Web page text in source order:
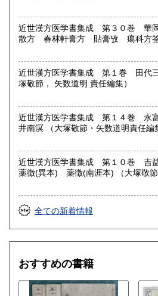
近世漢方医学書集成 第３０巻
散方 春林軒膏方 貼膏攷 瘍科方筌 撮要
近世漢方医学書集成 第１巻 田代三
塚敬節， 矢数道明 責任編集）
近世漢方医学書集成 第１４巻 永
井南溟 （大塚敬節・矢数道明責任編
近世漢方医学書集成 第１０巻
薬徴(異本) 薬徴(
全ての新着情報
おすすめの書籍